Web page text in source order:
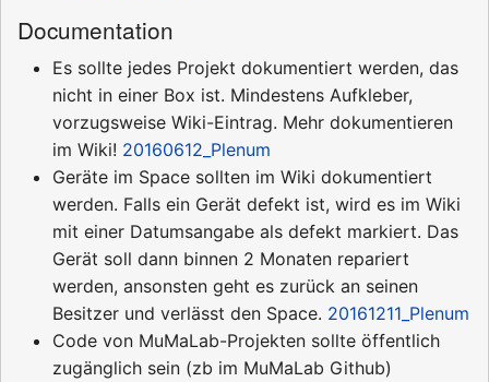
Documentation
Es sollte jedes Projekt dokumentiert werden, das
nicht in einer Box ist. Mindestens Aufkleber,
vorzugsweise Wiki-Eintrag. Mehr dokumentieren
im Wiki! 20160612_Plenum
Geräte im Space sollten im Wiki dokumentiert
werden. Falls ein Gerät defekt ist, wird es im Wiki
mit einer Datumsangabe als defekt markiert. Das
Gerät soll dann binnen 2 Monaten repariert
werden, ansonsten geht es zurück an seinen
Besitzer und verlässt den Space. 20161211_Plenum
Code von MuMaLab-Projekten sollte öffentlich
zugänglich sein (zb im MuMaLab Github)